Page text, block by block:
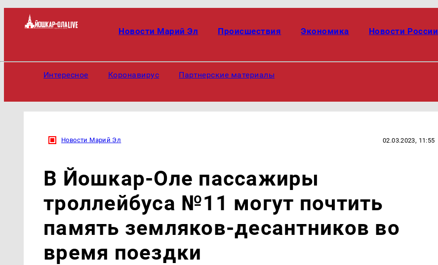
Новости Марий Эл Происшествия Экономика Новости России
Интересное Коронавирус Партнерские материалы
Новости Марий Эл 02.03.2023, 11:55
В Йошкар-Оле пассажиры
троллейбуса №11 могут почтить
память земляков-десантников во
время поездки